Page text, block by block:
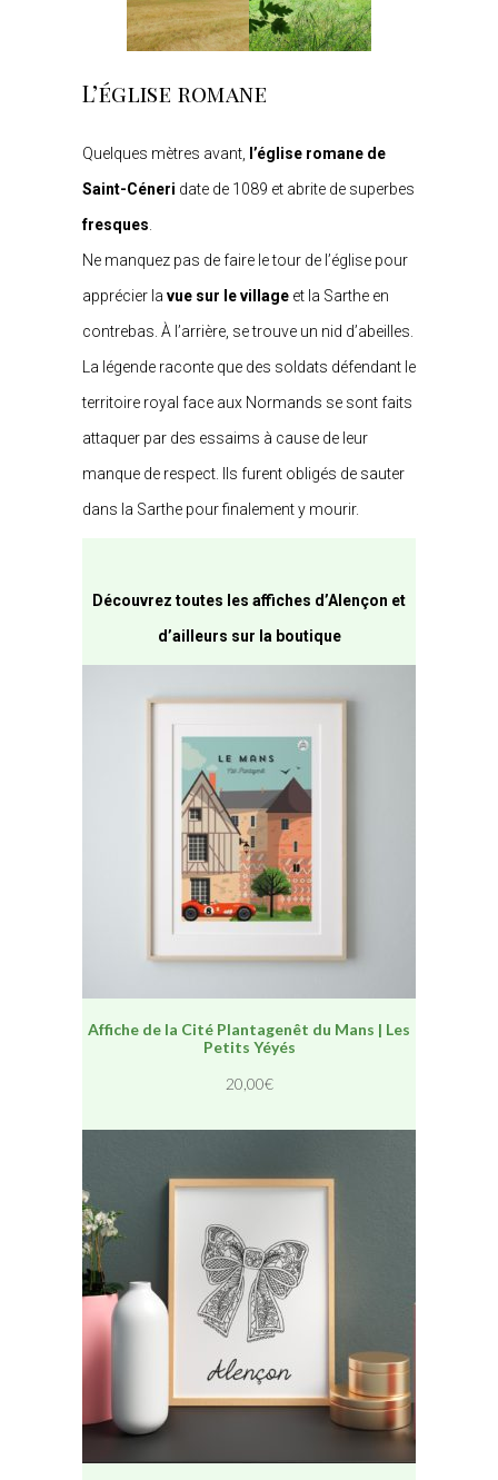
L’église romane
Quelques mètres avant, l’église romane de
Saint-Céneri date de 1089 et abrite de superbes
fresques.
Ne manquez pas de faire le tour de l’église pour
apprécier la vue sur le village et la Sarthe en
contrebas. À l’arrière, se trouve un nid d’abeilles.
La légende raconte que des soldats défendant le
territoire royal face aux Normands se sont faits
attaquer par des essaims à cause de leur
manque de respect. Ils furent obligés de sauter
dans la Sarthe pour finalement y mourir.
Découvrez toutes les affiches d’Alençon et
d’ailleurs sur la boutique
Affiche de la Cité Plantagenêt du Mans | Les
Petits Yéyés
20,00€